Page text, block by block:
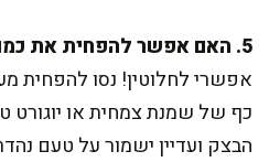
5. האם אפשר להפחית את כמות השמן?
אפשרי לחלוטין! נסו להפחית
כף של שמנת צמחית או יוגורט
הבצק ועדיין ישמור על טעם